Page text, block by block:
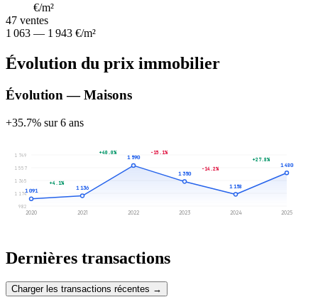
€/m²
47 ventes
1 063 — 1 943 €/m²
Évolution du prix immobilier
Évolution — Maisons
+35.7% sur 6 ans
982
1 174
1 365
1 557
1 749
1 091
2020
1 136
2021
1 590
2022
1 350
2023
1 158
2024
1 480
2025
+4.1%
+40.0% -15.1%
-14.2%
+27.8%
Dernières transactions
Charger les transactions récentes →